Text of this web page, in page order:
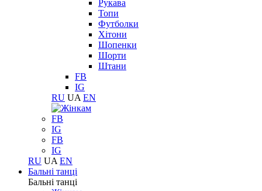
Рукава
Топи
Футболки
Хітони
Шопенки
Шорти
Штани
FB
IG
RU UA EN
FB
IG
FB
IG
RU UA EN
Бальні танці
Бальні танці